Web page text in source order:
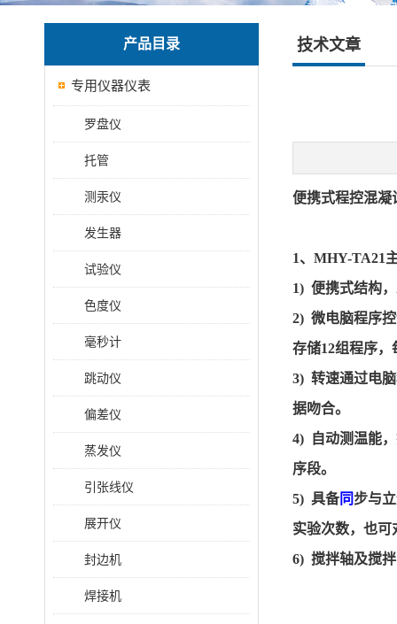
产品目录
专用仪器仪表
罗盘仪
托管
测汞仪
发生器
试验仪
色度仪
毫秒计
跳动仪
偏差仪
蒸发仪
引张线仪
展开仪
封边机
焊接机
技术文章
便携式程控混凝
1、 MHY-TA21
1) 便携式结构
2) 微电脑程序
存储12组程序，
3) 转速通过电
据吻合。
4) 自动测温能
序段。
5) 具备同 步与
实验次数，也可
6) 搅拌轴及搅